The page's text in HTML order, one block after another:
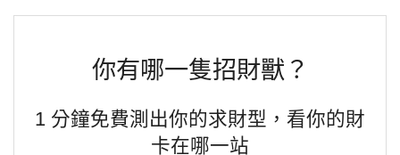
你有哪一隻招財獸？
1 分鐘免費測出你的求財型，看你的財
卡在哪一站